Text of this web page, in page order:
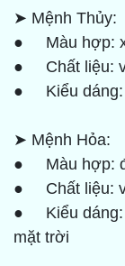
➤ Mệnh Thủy:
● Màu hợp:
● Chất liệu:
● Kiểu dáng:
➤ Mệnh Hỏa:
● Màu hợp:
● Chất liệu:
● Kiểu dáng:
mặt trời